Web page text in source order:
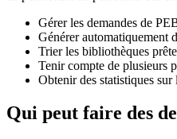
Gérer les demandes de
Générer automatiquement
Trier les bibliothèques
Tenir compte de plusieurs
Obtenir des statistiques
Qui peut faire des